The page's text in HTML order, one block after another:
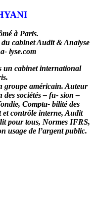
à Paris.
cabinet Audit & Analyse
lyse.com
un cabinet international
groupe américain. Auteur
sociétés – fu- sion –
Compta- bilité des
et contrôle interne, Audit
pour tous, Normes IFRS,
usage de l’argent public.